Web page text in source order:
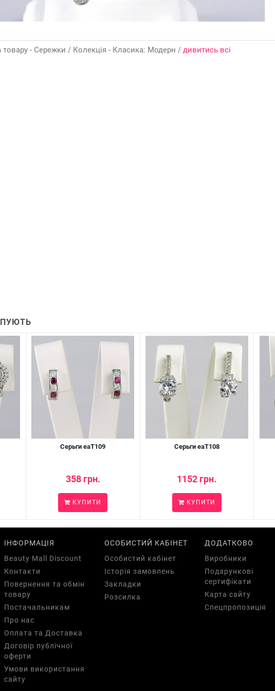
товару - Сережки / Колекція - Класика: Модерн / дивитись всі
Серьги eaT109
358 грн.
КУПИТИ
Серьги eaT108
1152 грн.
КУПИТИ
ІНФОРМАЦІЯ
Beauty Mall Discount
Контакти
Повернення та обмін
товару
Постачальникам
Про нас
Оплата та Доставка
Договір публічної
оферти
Умови використання
сайту
ОСОБИСТИЙ КАБІНЕТ
Особистий кабінет
Історія замовлень
Закладки
Розсилка
ДОДАТКОВО
Виробники
Подарункові
сертифікати
Карта сайту
Спецпропозиція